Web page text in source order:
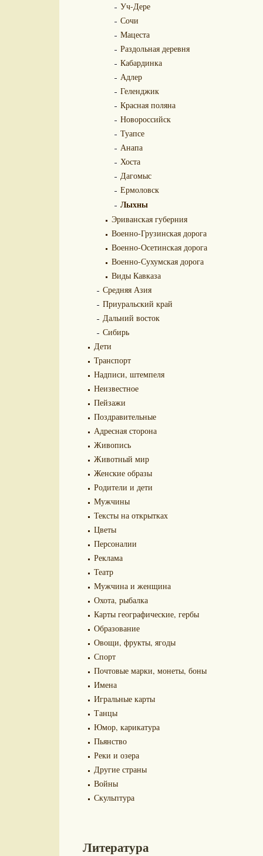
Уч-Дере
Сочи
Мацеста
Раздольная деревня
Кабардинка
Адлер
Геленджик
Красная поляна
Новороссийск
Туапсе
Анапа
Хоста
Дагомыс
Ермоловск
Лыхны
Эриванская губерния
Военно-Грузинская дорога
Военно-Осетинская дорога
Военно-Сухумская дорога
Виды Кавказа
Средняя Азия
Приуральский край
Дальний восток
Сибирь
Дети
Транспорт
Надписи, штемпеля
Неизвестное
Пейзажи
Поздравительные
Адресная сторона
Живопись
Животный мир
Женские образы
Родители и дети
Мужчины
Тексты на открытках
Цветы
Персоналии
Реклама
Театр
Мужчина и женщина
Охота, рыбалка
Карты географические, гербы
Образование
Овощи, фрукты, ягоды
Спорт
Почтовые марки, монеты, боны
Имена
Игральные карты
Танцы
Юмор, карикатура
Пьянство
Реки и озера
Другие страны
Войны
Скульптура
Литература